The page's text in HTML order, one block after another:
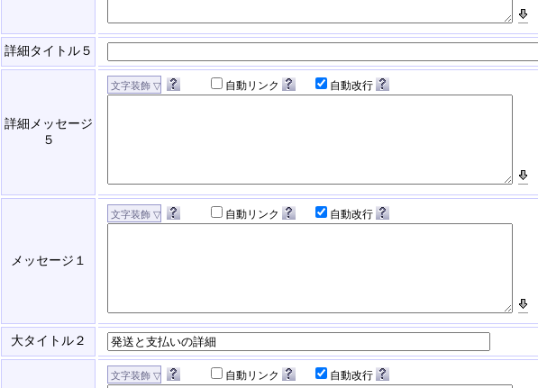
詳細タイトル５
詳細メッセージ
５
自動リンク 自動改行
メッセージ１
自動リンク 自動改行
大タイトル２
自動リンク 自動改行